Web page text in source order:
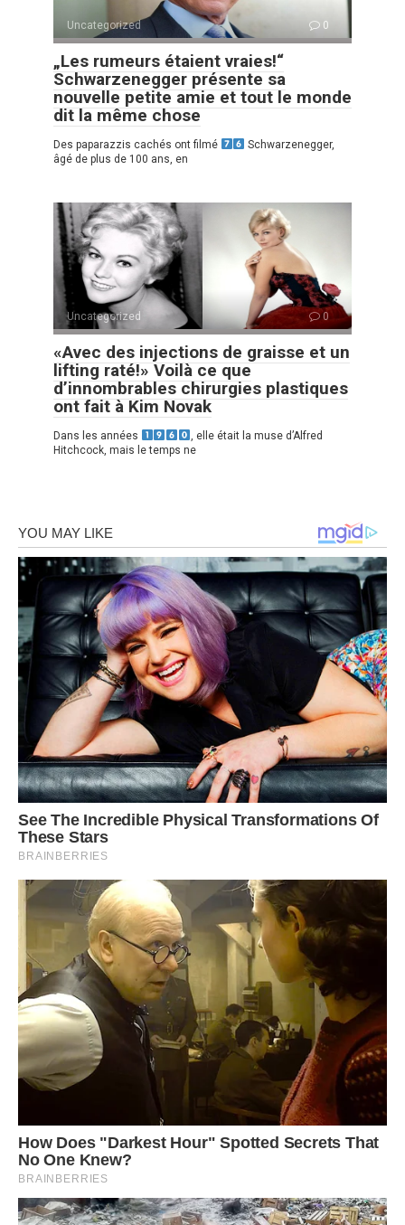
Uncategorized 0
„Les rumeurs étaient vraies!“
Schwarzenegger présente sa
nouvelle petite amie et tout le monde
dit la même chose
Des paparazzis cachés ont filmé
Schwarzenegger,
âgé de plus de 100 ans, en
Uncategorized 0
«Avec des injections de graisse et un
lifting raté!» Voilà ce que
d’innombrables chirurgies plastiques
ont fait à Kim Novak
Dans les années
, elle était la muse d’Alfred
Hitchcock, mais le temps ne